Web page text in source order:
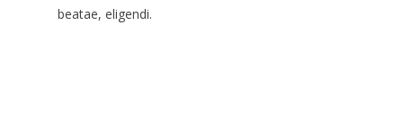
beatae, eligendi.